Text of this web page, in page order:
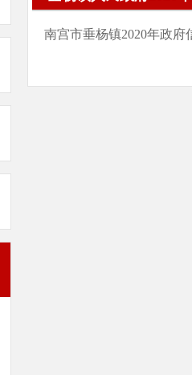
南宫市垂杨镇2020年政